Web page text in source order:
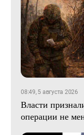
08:49, 5 августа 2026
Власти
операции не